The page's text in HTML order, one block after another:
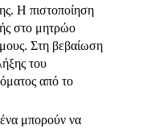
Η πιστοποίηση
στο μητρώο
Στη βεβαίωση
του
από το
μπορούν να